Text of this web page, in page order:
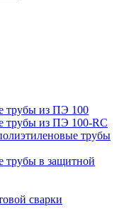
трубы из ПЭ 100
трубы из ПЭ 100-RC
трубы
трубы в защитной
сварки